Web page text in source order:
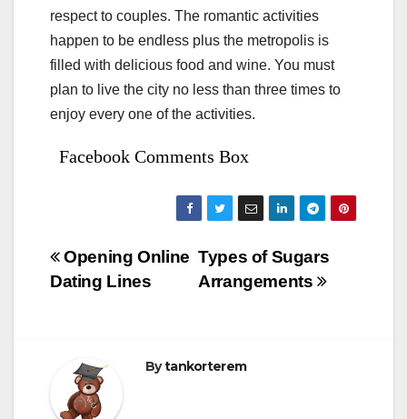
respect to couples. The romantic activities
happen to be endless plus the metropolis is
filled with delicious food and wine. You must
plan to live the city no less than three times to
enjoy every one of the activities.
Facebook Comments Box
Bejegyzés
navigáció
Types of Sugars
Arrangements
Opening Online
Dating Lines
Bytankorterem